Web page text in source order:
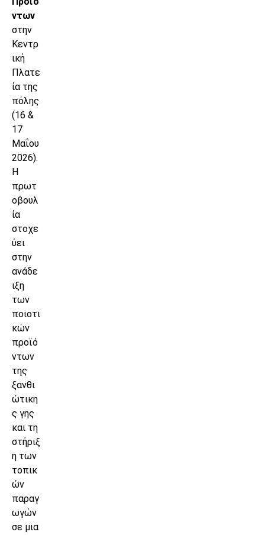
ντων
στην
Κεντρ
ική
Πλατε
ία της
πόλης
(16 &
17
Μαΐου
2026).
Η
πρωτ
οβουλ
ία
στοχε
ύει
στην
ανάδε
ιξη
των
ποιοτι
κών
προϊό
ντων
της
ξανθι
ώτικη
ς γης
και τη
στήριξ
η των
τοπικ
ών
παραγ
ωγών
σε μια